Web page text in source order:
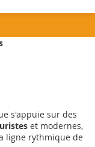
s'appuie sur des
et modernes,
ligne rythmique de